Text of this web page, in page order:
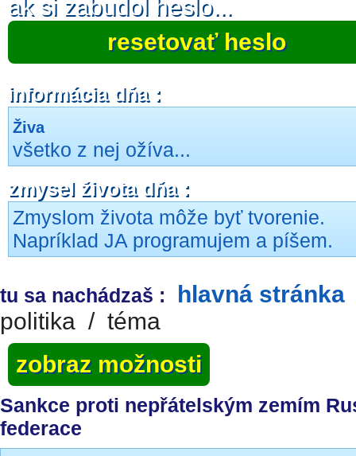
ak si zabudol heslo...
resetovať heslo
informácia dňa :
Živa
všetko z nej ožíva...
zmysel života dňa :
Zmyslom života môže byť tvorenie.
Napríklad JA programujem a píšem.
tu sa nachádzaš : hlavná stránka
politika / téma
zobraz možnosti
Sankce proti nepřátelským zemím
federace